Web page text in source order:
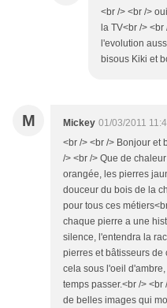
<br /> <br />
la TV<br />
l'evolution
bisous Kiki et
M Mickey 01/03/2011
<br /> <br /> Bonjour et
/> <br /> Que de
orangée, les pierres
douceur du bois de la
pour tous ces
chaque pierre a une
silence, l'entendra la
pierres et bâtisseurs de
cela sous l'oeil
temps passer.<br />
de belles images qui